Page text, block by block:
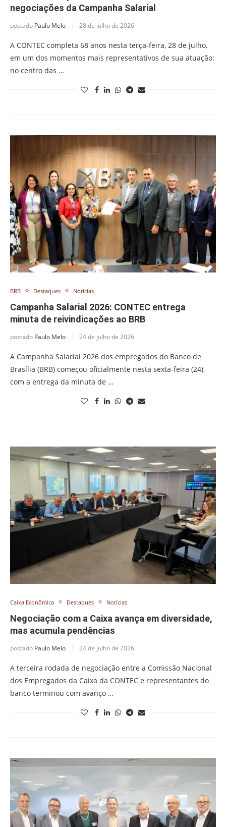
negociações da Campanha Salarial
postado Paulo Melo 28 de julho de 2026
A CONTEC completa 68 anos nesta terça-feira, 28 de julho,
em um dos momentos mais representativos de sua atuação:
no centro das …
BRB Destaques Notícias
Campanha Salarial 2026: CONTEC entrega
minuta de reivindicações ao BRB
postado Paulo Melo 24 de julho de 2026
A Campanha Salarial 2026 dos empregados do Banco de
Brasília (BRB) começou oficialmente nesta sexta-feira (24),
com a entrega da minuta de …
Caixa Econômica Destaques Notícias
Negociação com a Caixa avança em diversidade,
mas acumula pendências
postado Paulo Melo 24 de julho de 2026
A terceira rodada de negociação entre a Comissão Nacional
dos Empregados da Caixa da CONTEC e representantes do
banco terminou com avanço …